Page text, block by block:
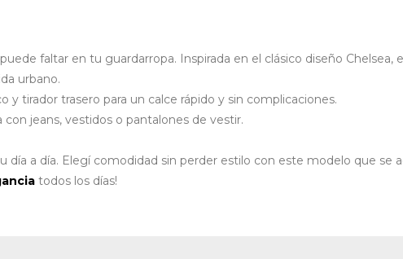
faltar en tu guardarropa. Inspirada en el clásico diseño
urbano.
y tirador trasero para un calce rápido y sin complicaciones.
jeans, vestidos o pantalones de vestir.
a día. Elegí comodidad sin perder estilo con este modelo que se
todos los días!